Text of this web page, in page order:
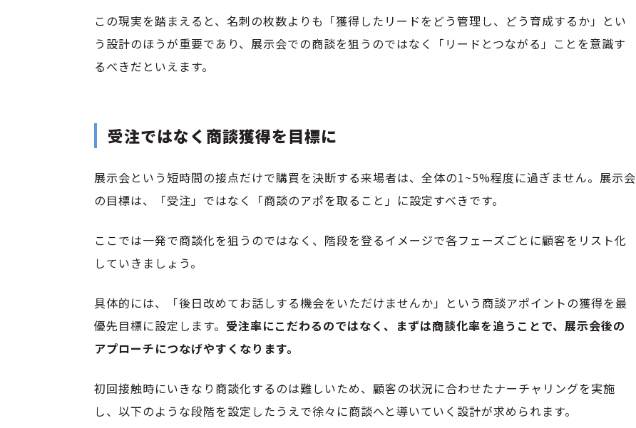
この現実を踏まえると、名刺の枚数よりも「獲得したリードをどう管理し、どう育成するか」とい
う設計のほうが重要であり、展示会での商談を狙うのではなく「リードとつながる」ことを意識す
るべきだといえます。
受注ではなく商談獲得を目標に
展示会という短時間の接点だけで購買を決断する来場者は、全体の1~5%程度に過ぎません。展示会
の目標は、「受注」ではなく「商談のアポを取ること」に設定すべきです。
ここでは一発で商談化を狙うのではなく、階段を登るイメージで各フェーズごとに顧客をリスト化
していきましょう。
具体的には、「後日改めてお話しする機会をいただけませんか」という商談アポイントの獲得を最
優先目標に設定します。 受注率にこだわるのではなく、まずは商談化率を追うことで、展示会後の
アプローチにつなげやすくなります。
初回接触時にいきなり商談化するのは難しいため、顧客の状況に合わせたナーチャリングを実施
し、以下のような段階を設定したうえで徐々に商談へと導いていく設計が求められます。